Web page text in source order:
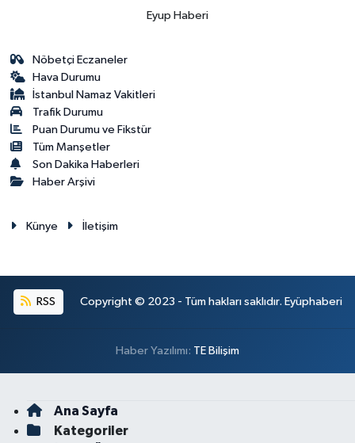
Eyup Haberi
Nöbetçi Eczaneler
Hava Durumu
İstanbul Namaz Vakitleri
Trafik Durumu
Puan Durumu ve Fikstür
Tüm Manşetler
Son Dakika Haberleri
Haber Arşivi
Künye İletişim
RSS Copyright © 2023 - Tüm hakları saklıdır. Eyüphaberi
Haber Yazılımı: TE Bilişim
Ana Sayfa
Kategoriler